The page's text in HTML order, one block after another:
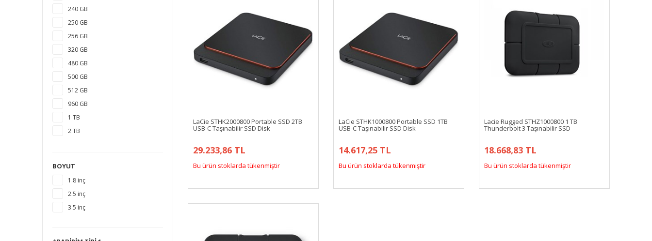
240 GB
250 GB
256 GB
320 GB
480 GB
500 GB
512 GB
960 GB
1 TB
2 TB
6 TB
8 TB
10 TB
16 TB
BOYUT
1.8 inç
2.5 inç
3.5 inç
LaCie STHK2000800 Portable SSD 2TB
USB-C Taşınabilir SSD Disk
29.233,86 TL
Bu ürün stoklarda tükenmiştir
LaCie STHK1000800 Portable SSD 1TB
USB-C Taşınabilir SSD Disk
14.617,25 TL
Bu ürün stoklarda tükenmiştir
Lacie Rugged STHZ1000800 1 TB
Thunderbolt 3 Taşınabilir SSD
18.668,83 TL
Bu ürün stoklarda tükenmiştir